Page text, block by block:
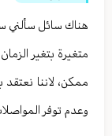
هناك سائل سألني
متغيرة بتغير
ممكن، لاننا
وعدم توفر